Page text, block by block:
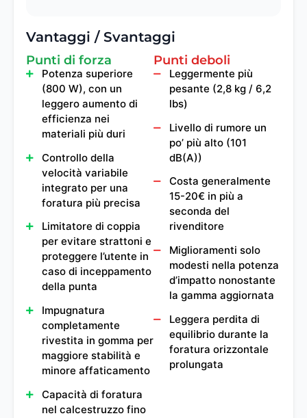
Vantaggi / Svantaggi
Punti di forza
Potenza superiore
(800 W), con un
leggero aumento di
efficienza nei
materiali più duri
Controllo della
velocità variabile
integrato per una
foratura più precisa
Limitatore di coppia
per evitare strattoni e
proteggere l’utente in
caso di inceppamento
della punta
Impugnatura
completamente
rivestita in gomma per
maggiore stabilità e
minore affaticamento
Capacità di foratura
nel calcestruzzo fino
Punti deboli
Leggermente più
pesante (2,8 kg / 6,2
lbs)
Livello di rumore un
po’ più alto (101
dB(A))
Costa generalmente
15-20€ in più a
seconda del
rivenditore
Miglioramenti solo
modesti nella potenza
d’impatto nonostante
la gamma aggiornata
Leggera perdita di
equilibrio durante la
foratura orizzontale
prolungata